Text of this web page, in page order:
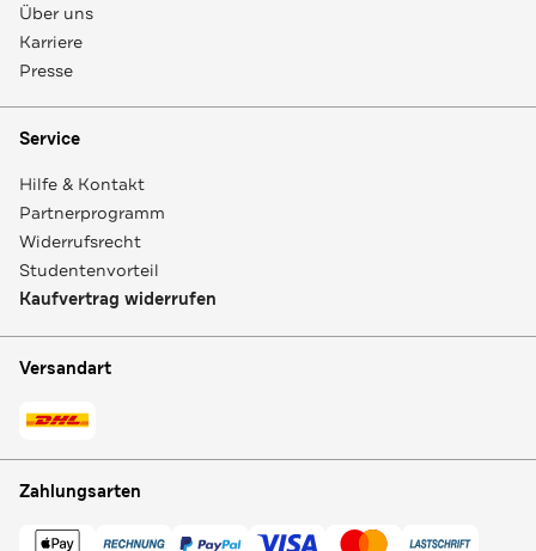
Über uns
Karriere
Presse
Service
Hilfe & Kontakt
Partnerprogramm
Widerrufsrecht
Studentenvorteil
Kaufvertrag widerrufen
Versandart
Zahlungsarten